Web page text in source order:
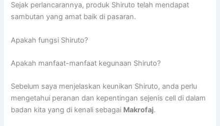
Sejak perlancarannya, produk Shiruto telah mendapat
sambutan yang amat baik di pasaran.
Apakah fungsi Shiruto?
Apakah manfaat-manfaat kegunaan Shiruto?
Sebelum saya menjelaskan keunikan Shiruto, anda perlu
mengetahui peranan dan kepentingan sejenis cell di dalam
badan kita yang di kenali sebagai Makrofaj.